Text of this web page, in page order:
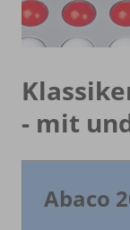
- mit
Abaco